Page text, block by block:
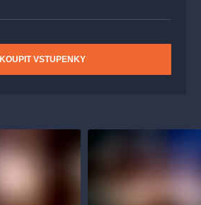
KOUPIT VSTUPENKY